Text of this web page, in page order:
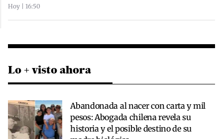
Hoy | 16:50
Lo + visto ahora
Abandonada al nacer con carta y mil
pesos: Abogada chilena revela su
historia y el posible destino de su